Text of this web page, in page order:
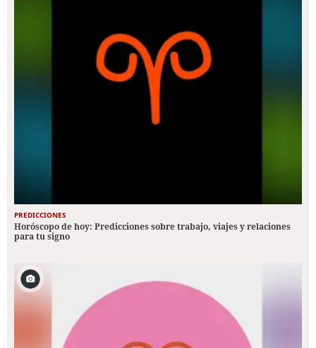
PREDICCIONES
Horóscopo de hoy: Predicciones sobre trabajo, viajes y relaciones
para tu signo